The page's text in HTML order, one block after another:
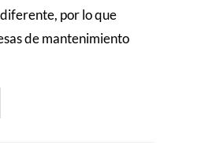
por lo que
de mantenimiento